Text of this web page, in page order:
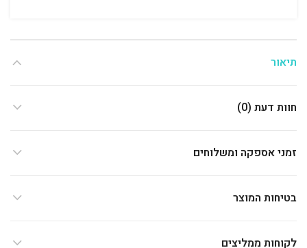
תיאור
חוות דעת (0)
זמני אספקה ומשלוחים
בטיחות המוצר
לקוחות ממליצים